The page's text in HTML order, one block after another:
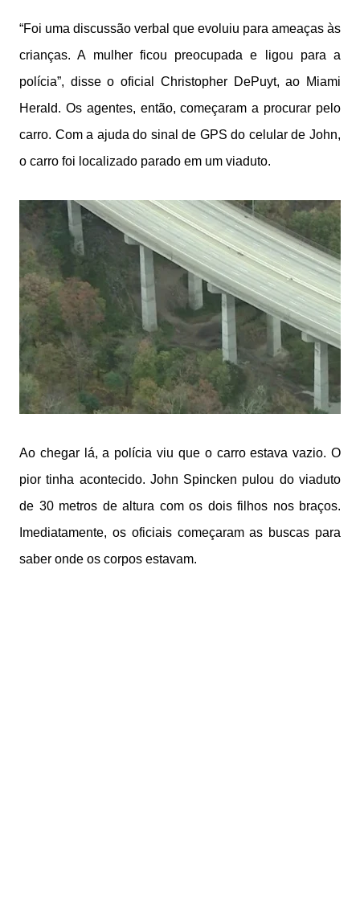
“Foi uma discussão verbal que evoluiu para ameaças às
crianças. A mulher ficou preocupada e ligou para a
polícia”, disse o oficial Christopher DePuyt, ao Miami
Herald. Os agentes, então, começaram a procurar pelo
carro. Com a ajuda do sinal de GPS do celular de John,
o carro foi localizado parado em um viaduto.
Ao chegar lá, a polícia viu que o carro estava vazio. O
pior tinha acontecido. John Spincken pulou do viaduto
de 30 metros de altura com os dois filhos nos braços.
Imediatamente, os oficiais começaram as buscas para
saber onde os corpos estavam.